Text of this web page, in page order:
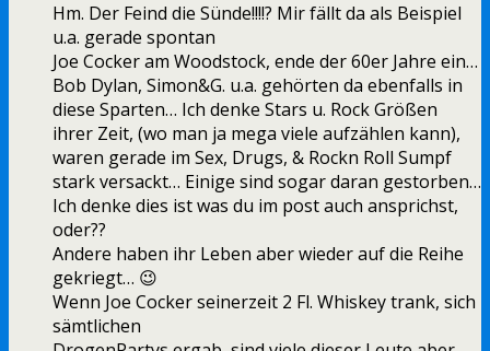
Hm. Der Feind die Sünde!!!!? Mir fällt da als Beispiel
u.a. gerade spontan
Joe Cocker am Woodstock, ende der 60er Jahre ein…
Bob Dylan, Simon&G. u.a. gehörten da ebenfalls in
diese Sparten… Ich denke Stars u. Rock Größen
ihrer Zeit, (wo man ja mega viele aufzählen kann),
waren gerade im Sex, Drugs, & Rockn Roll Sumpf
stark versackt… Einige sind sogar daran gestorben…
Ich denke dies ist was du im post auch ansprichst,
oder??
Andere haben ihr Leben aber wieder auf die Reihe
gekriegt… 😉
Wenn Joe Cocker seinerzeit 2 Fl. Whiskey trank, sich
sämtlichen